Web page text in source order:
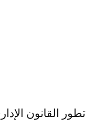
تطور القانون